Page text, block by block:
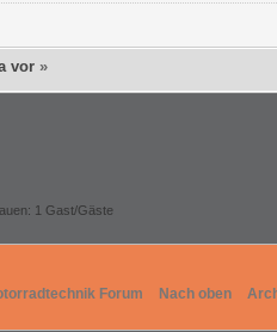
vor »
1 Gast/Gäste
Forum Nach oben